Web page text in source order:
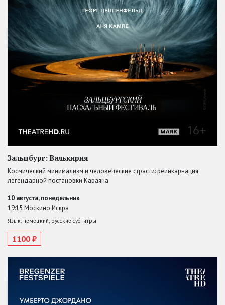
Зальцбург: Валькирия
Космический минимализм и человеческие страсти: реинкарнация
легендарной постановки Караяна
10 августа, понедельник
19:15 Москино Искра
Язык: немецкий, русские субтитры
1100 ₽